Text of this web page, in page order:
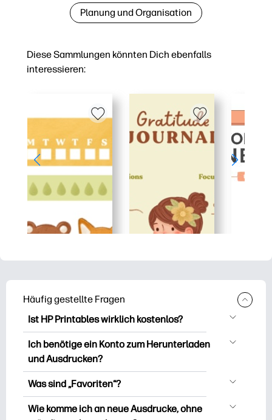
Diese Sammlungen könnten Dich ebenfalls
interessieren:
Planung und Organisation
Häufig gestellte Fragen
Ist HP Printables wirklich kostenlos?
HP Printables bietet über 2.500
kostenlose Vorlagen zum Herunterladen
Vorlagen, unterhaltsame Arbeitsblätter
zum Lernen, Bastelideen und Karten für
besondere Anlässe, Planer, Kalender und
Ich benötige ein Konto zum Herunterladen
und Ausdrucken?
Sie können es erkunden und drucken,
Sie sich anmelden, können Sie Ihre
Was sind „Favoriten“?
Favourites is Ihr persönlicher Vorrat an
Wie komme ich an neue Ausdrucke, ohne